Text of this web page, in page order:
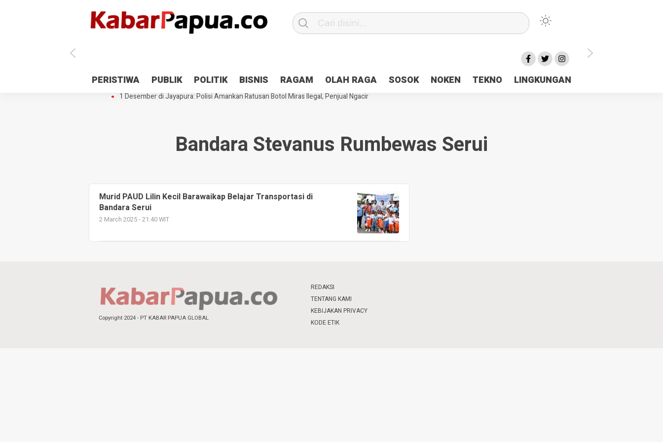
PERISTIWA PUBLIK POLITIK BISNIS RAGAM OLAH RAGA SOSOK NOKEN TEKNO LINGKUNGAN
Antisipasi 1 Desember, TNI Polri Patroli 2×24 jam di Kota Jayapura
Pesan Sejuk Polri di Deklarasi Pemilu Ceria Tanah Papua
Gedung Perpustakaan SMPN 5 Sentani Terbakar
Hibah Pilkada Jayapura Cair 10 Persen, Deposit Kas Daerah Rp23 Miliar Disorot
1 Desember di Jayapura: Polisi Amankan Ratusan Botol Miras Ilegal, Penjual Ngacir
Bandara Stevanus Rumbewas Serui
Murid PAUD Lilin Kecil Barawaikap Belajar Transportasi di
Bandara Serui
2 March 2025 - 21:40 WIT
Copyright 2024 - PT KABAR PAPUA GLOBAL
REDAKSI
TENTANG KAMI
KEBIJAKAN PRIVACY
KODE ETIK